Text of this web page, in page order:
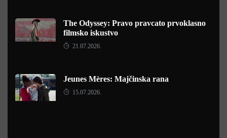
The Odyssey: Pravo pravcato prvoklasno
filmsko iskustvo
21.07.2026.
Jeunes Mères: Majčinska rana
15.07.2026.